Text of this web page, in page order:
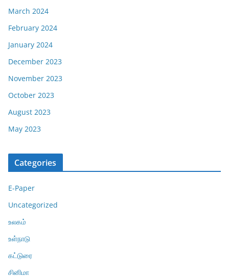
March 2024
February 2024
January 2024
December 2023
November 2023
October 2023
August 2023
May 2023
Categories
E-Paper
Uncategorized
உலகம்
உள்நாடு
கட்டுரை
சினிமா